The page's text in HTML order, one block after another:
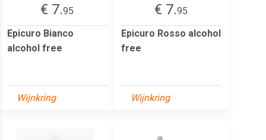
€ 7.95
Epicuro Bianco
alcohol free
Wijnkring
€ 7.95
Epicuro Rosso alcohol
free
Wijnkring